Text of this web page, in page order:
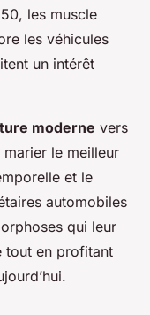
les muscle
les véhicules
un intérêt
moderne vers
le meilleur
et le
automobiles
qui leur
tout en profitant